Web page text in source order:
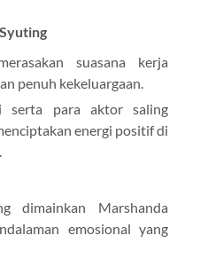
suasana kerja
penuh kekeluargaan.
serta para aktor saling
energi positif di
dimainkan Marshanda
emosional yang